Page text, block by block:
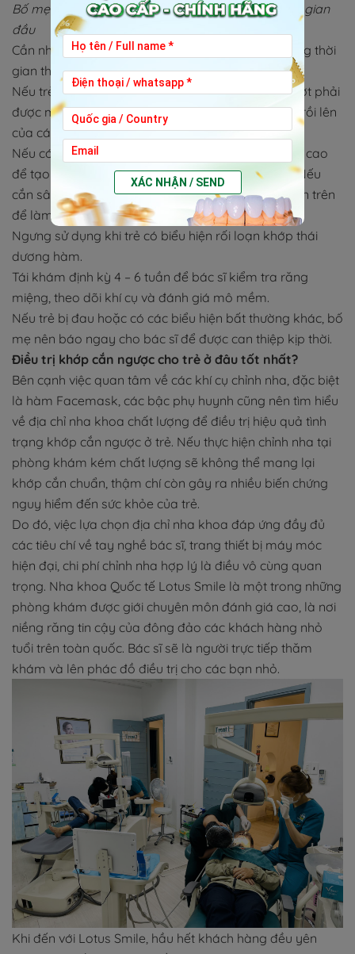
Bố mẹ nên cho con ăn thực phẩm mềm trong thời gian
đầu
Cần nhắc nhở và giúp trẻ đeo hàm Facemask đúng thời
gian theo chỉ định của bác sĩ điều trị.
Nếu trẻ có răng hàm lớn thứ hai mọc thì máng trượt phải
được mở rộng đến răng này, nhằm kiểm soát sự trồi lên
của các răng hàm lớn vĩnh viễn.
Nếu có cắn hở phía trước, hook kéo phải được đặt cao
để tạo lực hướng chéo cho phép đóng khớp cắn. Nếu
cắn sâu, hook sẽ đặt ngang răng hàm lớn vĩnh viễn trên
để làm trồi răng này và mở khớp.
Ngưng sử dụng khi trẻ có biểu hiện rối loạn khớp thái
dương hàm.
Tái khám định kỳ 4 – 6 tuần để bác sĩ kiểm tra răng
miệng, theo dõi khí cụ và đánh giá mô mềm.
Nếu trẻ bị đau hoặc có các biểu hiện bất thường khác, bố
mẹ nên báo ngay cho bác sĩ để được can thiệp kịp thời.
Điều trị khớp cắn ngược cho trẻ ở đâu tốt nhất?
Bên cạnh việc quan tâm về các khí cụ chỉnh nha, đặc biệt
là hàm Facemask, các bậc phụ huynh cũng nên tìm hiểu
về địa chỉ nha khoa chất lượng để điều trị hiệu quả tình
trạng khớp cắn ngược ở trẻ. Nếu thực hiện chỉnh nha tại
phòng khám kém chất lượng sẽ không thể mang lại
khớp cắn chuẩn, thậm chí còn gây ra nhiều biến chứng
nguy hiểm đến sức khỏe của trẻ.
Do đó, việc lựa chọn địa chỉ nha khoa đáp ứng đầy đủ
các tiêu chí về tay nghề bác sĩ, trang thiết bị máy móc
hiện đại, chi phí chỉnh nha hợp lý là điều vô cùng quan
trọng. Nha khoa Quốc tế Lotus Smile là một trong những
phòng khám được giới chuyên môn đánh giá cao, là nơi
niềng răng tin cậy của đông đảo các khách hàng nhỏ
tuổi trên toàn quốc. Bác sĩ sẽ là người trực tiếp thăm
khám và lên phác đồ điều trị cho các bạn nhỏ.
Khi đến với Lotus Smile, hầu hết khách hàng đều yên
XÁC NHẬN / SEND